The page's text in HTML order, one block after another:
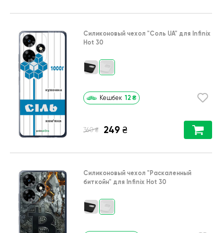
Силиконовый чехол "Соль UA" для Infinix
Hot 30
Кешбек 12 ₴
360 ₴ 249 ₴
Силиконовый чехол "Раскаленный
биткойн" для Infinix Hot 30